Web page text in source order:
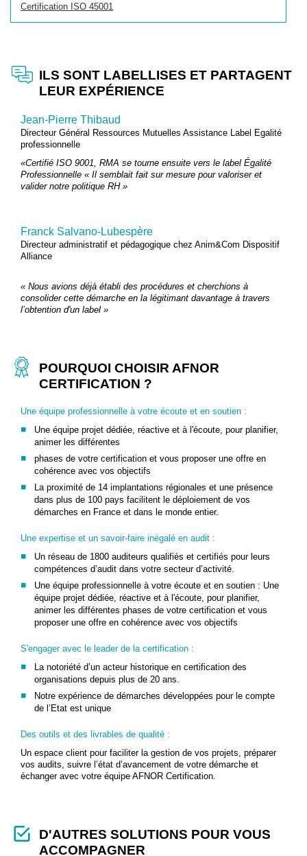
Certification ISO 45001
ILS SONT LABELLISES ET PARTAGENT
LEUR EXPÉRIENCE
Jean-Pierre Thibaud
Directeur Général Ressources Mutuelles Assistance Label Egalité
professionnelle
«Certifié ISO 9001, RMA se tourne ensuite vers le label Égalité
Professionnelle « Il semblait fait sur mesure pour valoriser et
valider notre politique RH »
Franck Salvano-Lubespère
Directeur administratif et pédagogique chez Anim&Com Dispositif
Alliance
« Nous avions déjà établi des procédures et cherchions à
consolider cette démarche en la légitimant davantage à travers
l’obtention d'un label »
POURQUOI CHOISIR AFNOR
CERTIFICATION ?
Une équipe professionnelle à votre écoute et en soutien :
Une équipe projet dédiée, réactive et à l'écoute, pour planifier,
animer les différentes
phases de votre certification et vous proposer une offre en
cohérence avec vos objectifs
La proximité de 14 implantations régionales et une présence
dans plus de 100 pays facilitent le déploiement de vos
démarches en France et dans le monde entier.
Une expertise et un savoir-faire inégalé en audit :
Un réseau de 1800 auditeurs qualifiés et certifiés pour leurs
compétences d’audit dans votre secteur d’activité.
Une équipe professionnelle à votre écoute et en soutien : Une
équipe projet dédiée, réactive et à l'écoute, pour planifier,
animer les différentes phases de votre certification et vous
proposer une offre en cohérence avec vos objectifs
S'engager avec le leader de la certification :
La notoriété d’un acteur historique en certification des
organisations depuis plus de 20 ans.
Notre expérience de démarches développées pour le compte
de l’Etat est unique
Des outils et des livrables de qualité :
Un espace client pour faciliter la gestion de vos projets, préparer
vos audits, suivre l’état d’avancement de votre démarche et
échanger avec votre équipe AFNOR Certification.
D'AUTRES SOLUTIONS POUR VOUS
ACCOMPAGNER